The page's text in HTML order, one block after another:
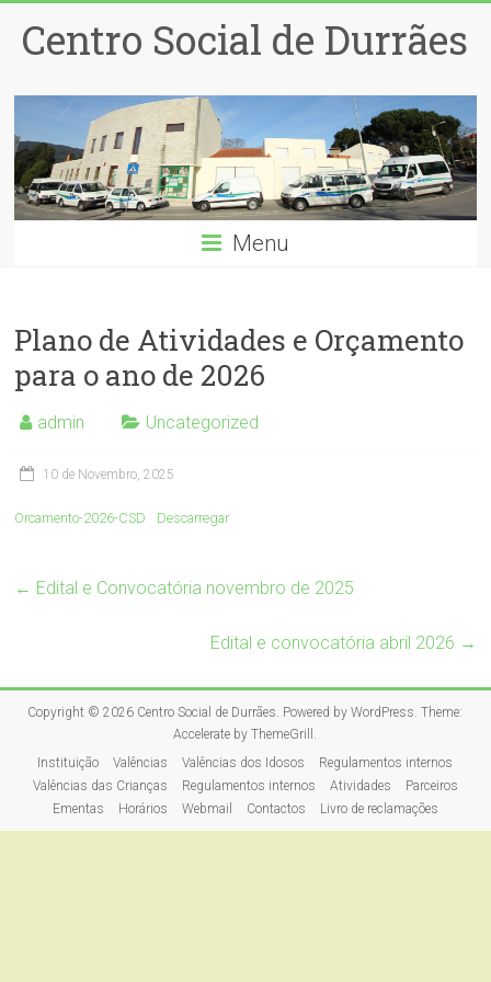
Centro Social de Durrães
Menu
Plano de Atividades e Orçamento
para o ano de 2026
admin Uncategorized
10 de Novembro, 2025
Orcamento-2026-CSD Descarregar
← Edital e Convocatória novembro de 2025
Edital e convocatória abril 2026 →
Copyright © 2026 Centro Social de Durrães. Powered byWordPress. Theme:
Accelerate byThemeGrill .
Instituição
Valências Valências dos Idosos
Regulamentos internos
Valências das Crianças
Regulamentos internos Atividades
Parceiros
Ementas
Horários Webmail Contactos Livro de reclamações